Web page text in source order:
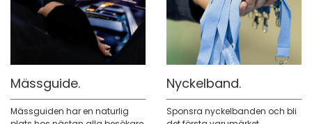
Nyckelband.
Sponsra nyckelbanden och bli
Mässguide.
Mässguiden har en naturlig